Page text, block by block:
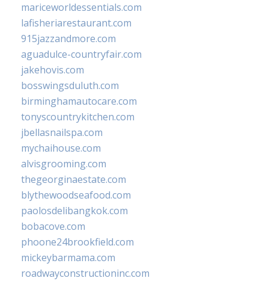
mariceworldessentials.com
lafisheriarestaurant.com
915jazzandmore.com
aguadulce-countryfair.com
jakehovis.com
bosswingsduluth.com
birminghamautocare.com
tonyscountrykitchen.com
jbellasnailspa.com
mychaihouse.com
alvisgrooming.com
thegeorginaestate.com
blythewoodseafood.com
paolosdelibangkok.com
bobacove.com
phoone24brookfield.com
mickeybarmama.com
roadwayconstructioninc.com